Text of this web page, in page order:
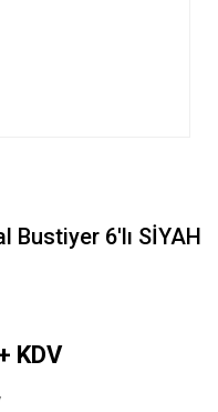
Bustiyer 6'lı SİYAH
KDV